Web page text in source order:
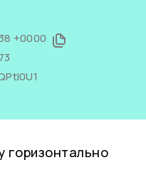
+0000
горизонтально